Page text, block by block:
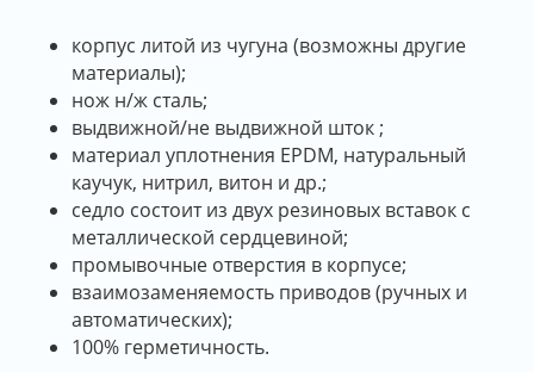
корпус литой из чугуна (возможны другие
материалы);
нож н/ж сталь;
выдвижной/не выдвижной шток ;
материал уплотнения EPDM, натуральный
каучук, нитрил, витон и др.;
седло состоит из двух резиновых вставок с
металлической сердцевиной;
промывочные отверстия в корпусе;
взаимозаменяемость приводов (ручных и
автоматических);
100% герметичность.